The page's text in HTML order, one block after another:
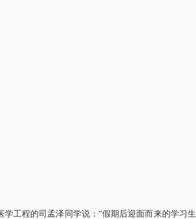
学工程的司孟泽同学说：“假期后迎面而来的学习